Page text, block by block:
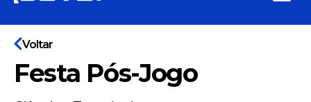
Voltar
Festa Pós-Jogo